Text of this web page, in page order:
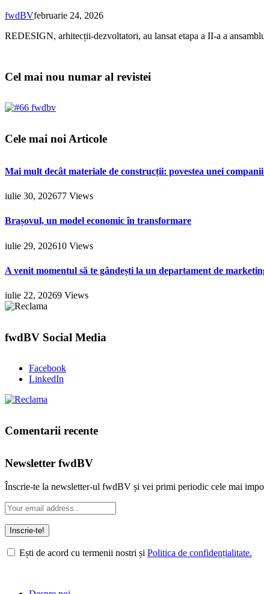
fwdBVfebruarie 24, 2026
REDESIGN, arhitecții-dezvoltatori, au lansat etapa a II-a a
Cel mai nou numar al revistei
Cele mai noi Articole
Mai mult decât materiale de construcții: povestea unei
iulie 30, 202677 Views
Brașovul, un model economic în transformare
iulie 29, 202610 Views
A venit momentul să te gândești la un departament de
iulie 22, 20269 Views
fwdBV Social Media
Facebook
LinkedIn
Comentarii recente
Newsletter fwdBV
Înscrie-te la newsletter-ul fwdBV și vei primi periodic cele mai
Ești de acord cu termenii nostri și Politica de confidențialitate.